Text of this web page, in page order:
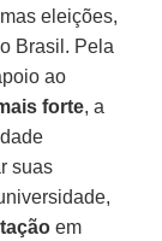
eleições,
Brasil. Pela
ao
forte, a
suas
em